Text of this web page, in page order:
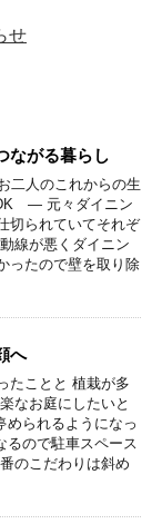
せ
ながる暮らし
二人のこれからの生
― 元々ダイニン
切られていてそれぞ
線が悪くダイニン
ったので壁を取り除
へ
たことと 植栽が多
なお庭にしたいと
められるようになっ
るので駐車スペース
のこだわりは斜め